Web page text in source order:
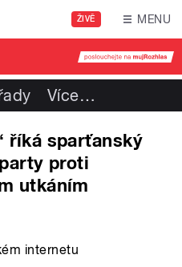
ŽIVĚ MENU
Více…
říká sparťanský
proti
utkáním
internetu